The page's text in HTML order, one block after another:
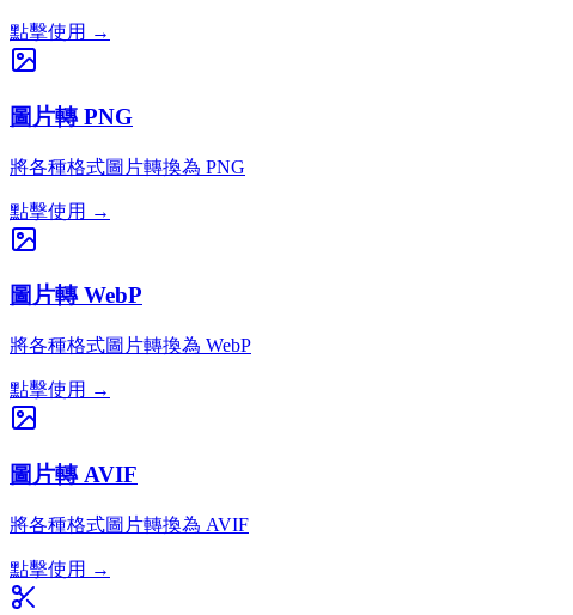
點擊使用 →
圖片轉 PNG
將各種格式圖片轉換為 PNG
點擊使用 →
圖片轉 WebP
將各種格式圖片轉換為 WebP
點擊使用 →
圖片轉 AVIF
將各種格式圖片轉換為 AVIF
點擊使用 →